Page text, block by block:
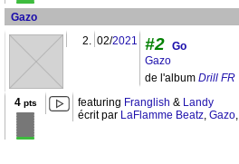
Gazo
2. 02/2021 #2 Go
Gazo
de l'album Drill FR
4pts featuring Franglish & Landy
écrit par LaFlamme Beatz, Gazo,